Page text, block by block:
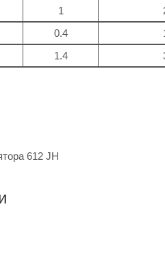
1
0.4
1.4